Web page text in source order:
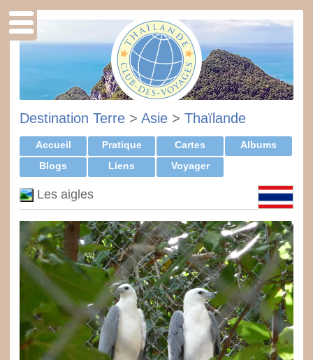
Destination Terre > Asie > Thaïlande
Accueil Pratique Cartes
Albums
Blogs
Liens Voyager
Les aigles